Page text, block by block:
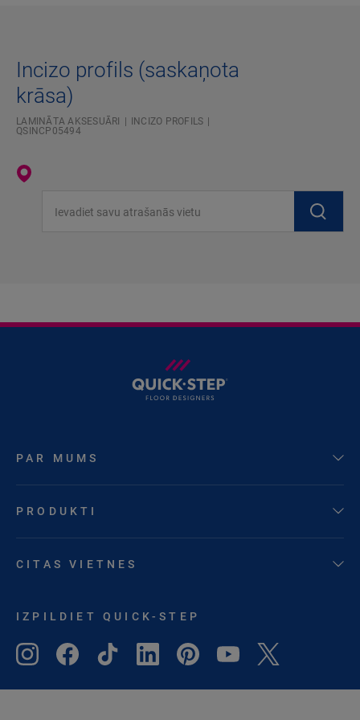
Incizo profils (saskaņota
krāsa)
LAMINĀTA AKSESUĀRI
INCIZO PROFILS
QSINCP05494
PAR MUMS
PRODUKTI
CITAS VIETNES
IZPILDIET QUICK-STEP